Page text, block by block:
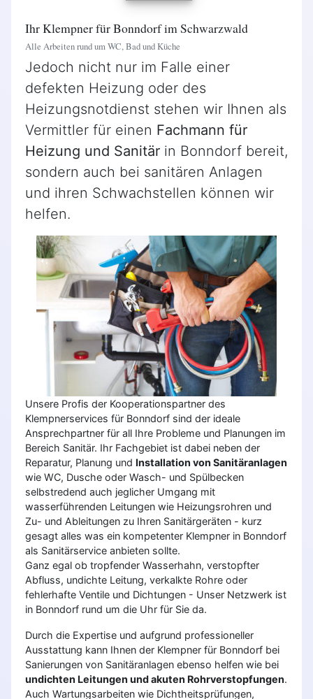
Ihr Klempner für Bonndorf im Schwarzwald
Alle Arbeiten rund um WC, Bad und Küche
Jedoch nicht nur im Falle einer
defekten Heizung oder des
Heizungsnotdienst stehen wir Ihnen als
Vermittler für einen Fachmann für
Heizung und Sanitär in Bonndorf bereit,
sondern auch bei sanitären Anlagen
und ihren Schwachstellen können wir
helfen.
Unsere Profis der Kooperationspartner des
Klempnerservices für Bonndorf sind der ideale
Ansprechpartner für all Ihre Probleme und Planungen im
Bereich Sanitär. Ihr Fachgebiet ist dabei neben der
Reparatur, Planung und Installation von Sanitäranlagen
wie WC, Dusche oder Wasch- und Spülbecken
selbstredend auch jeglicher Umgang mit
wasserführenden Leitungen wie Heizungsrohren und
Zu- und Ableitungen zu Ihren Sanitärgeräten - kurz
gesagt alles was ein kompetenter Klempner in Bonndorf
als Sanitärservice anbieten sollte.
Ganz egal ob tropfender Wasserhahn, verstopfter
Abfluss, undichte Leitung, verkalkte Rohre oder
fehlerhafte Ventile und Dichtungen - Unser Netzwerk ist
in Bonndorf rund um die Uhr für Sie da.
Durch die Expertise und aufgrund professioneller
Ausstattung kann Ihnen der Klempner für Bonndorf bei
Sanierungen von Sanitäranlagen ebenso helfen wie bei
undichten Leitungen und akuten Rohrverstopfungen.
Auch Wartungsarbeiten wie Dichtheitsprüfungen,